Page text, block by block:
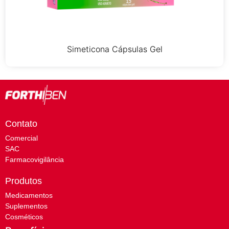
Simeticona Cápsulas Gel
Contato
Comercial
SAC
Farmacovigilância
Produtos
Medicamentos
Suplementos
Cosméticos